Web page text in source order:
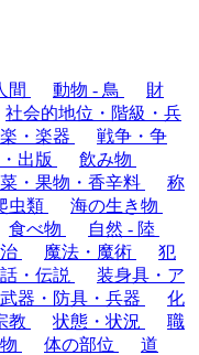
間 動物 - 鳥
財
社会的地位・階級・兵
・楽器
戦争・争
出版
飲み物
・果物・香辛料
称
虫類
海の生き物
食べ物
自然 - 陸
魔法・魔術
犯
・伝説
装身具・ア
武器・防具・兵器
化
教 状態・状況
職
体の部位
道